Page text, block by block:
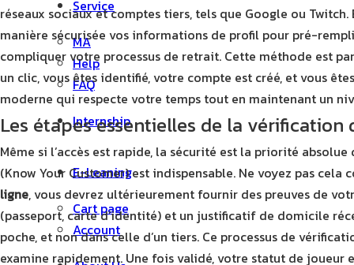
Service
MA
Help
FAQ
Internship
E-Leaning
Cart page
Account
réseaux sociaux et comptes tiers, tels que Google ou
manière sécurisée vos informations de profil pour pré-
compliquer votre processus de retrait. Cette méthode est
un clic, vous êtes identifié, votre compte est créé, et vous
moderne qui respecte votre temps tout en maintenant un
Les étapes essentielles de la vérification
Même si l’accès est rapide, la sécurité est la priorité
(Know Your Customer) est indispensable. Ne voyez pas
ligne, vous devrez ultérieurement fournir des preuves de
(passeport, carte d’identité) et un justificatif de domicile
poche, et non dans celle d’un tiers. Ce processus de
examine rapidement. Une fois validé, votre statut de joueur